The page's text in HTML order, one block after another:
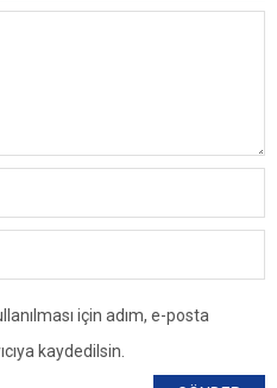
için adım, e-posta
kaydedilsin.